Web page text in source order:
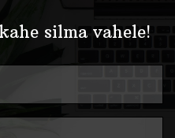
silma vahele!